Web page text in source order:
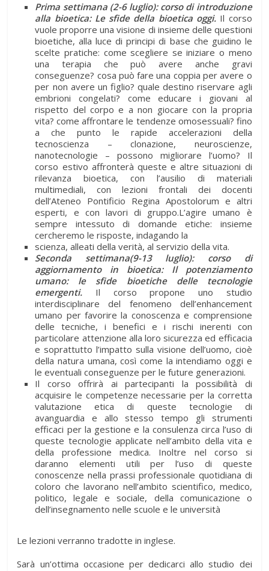
Prima settimana (2-6 luglio): corso di introduzione
alla bioetica: Le sfide della bioetica oggi. Il corso
vuole proporre una visione di insieme delle questioni
bioetiche, alla luce di principi di base che guidino le
scelte pratiche: come scegliere se iniziare o meno
una terapia che può avere anche gravi
conseguenze? cosa può fare una coppia per avere o
per non avere un figlio? quale destino riservare agli
embrioni congelati? come educare i giovani al
rispetto del corpo e a non giocare con la propria
vita? come affrontare le tendenze omosessuali? fino
a che punto le rapide accelerazioni della
tecnoscienza – clonazione, neuroscienze,
nanotecnologie – possono migliorare l’uomo? Il
corso estivo affronterà queste e altre situazioni di
rilevanza bioetica, con l’ausilio di materiali
multimediali, con lezioni frontali dei docenti
dell’Ateneo Pontificio Regina Apostolorum e altri
esperti, e con lavori di gruppo.L’agire umano è
sempre intessuto di domande etiche: insieme
cercheremo le risposte, indagando la
scienza, alleati della verità, al servizio della vita.
Seconda settimana(9-13 luglio): corso di
aggiornamento in bioetica: Il potenziamento
umano: le sfide bioetiche delle tecnologie
emergenti. Il corso propone uno studio
interdisciplinare del fenomeno dell’enhancement
umano per favorire la conoscenza e comprensione
delle tecniche, i benefici e i rischi inerenti con
particolare attenzione alla loro sicurezza ed efficacia
e soprattutto l’impatto sulla visione dell’uomo, cioè
della natura umana, così come la intendiamo oggi e
le eventuali conseguenze per le future generazioni.
Il corso offrirà ai partecipanti la possibilità di
acquisire le competenze necessarie per la corretta
valutazione etica di queste tecnologie di
avanguardia e allo stesso tempo gli strumenti
efficaci per la gestione e la consulenza circa l’uso di
queste tecnologie applicate nell’ambito della vita e
della professione medica. Inoltre nel corso si
daranno elementi utili per l’uso di queste
conoscenze nella prassi professionale quotidiana di
coloro che lavorano nell’ambito scientifico, medico,
politico, legale e sociale, della comunicazione o
dell’insegnamento nelle scuole e le università
Le lezioni verranno tradotte in inglese.
Sarà un’ottima occasione per dedicarci allo studio dei